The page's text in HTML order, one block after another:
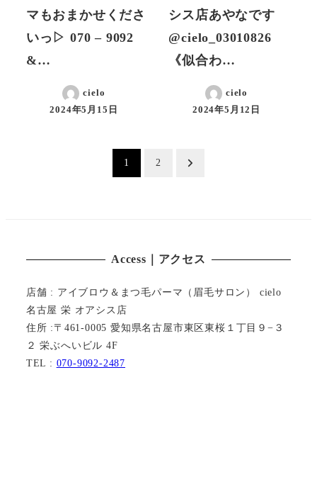
マもおまかせくださ
いっ▷ 070 – 9092
&…
cielo
投稿日
2024年5月15日
シス店あやなです
@cielo_03010826
《似合わ…
cielo
投稿日
2024年5月12日
ジ
送
り
1 2
Access｜アクセス
店舗 : アイブロウ＆まつ毛パーマ（眉毛サロン） cielo
名古屋 栄 オアシス店
住所 :〒461-0005 愛知県名古屋市東区東桜１丁目９−３
２ 栄ぶへいビル 4F
TEL : 070-9092-2487